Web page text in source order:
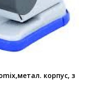
корпус, з